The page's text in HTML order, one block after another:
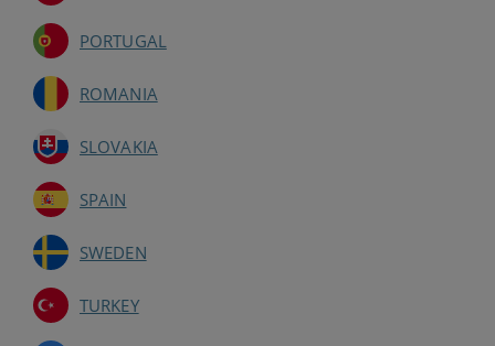
PORTUGAL
ROMANIA
SLOVAKIA
SPAIN
SWEDEN
TURKEY